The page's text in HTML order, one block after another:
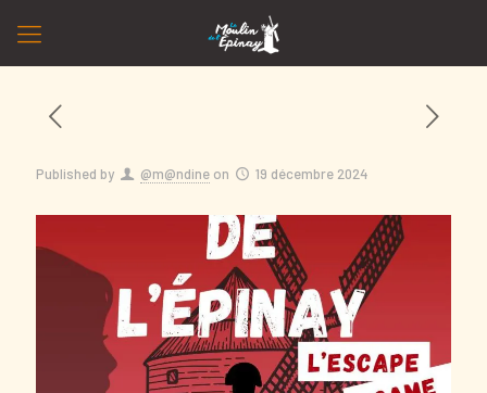
Published by @m@ndine on 19 décembre 2024